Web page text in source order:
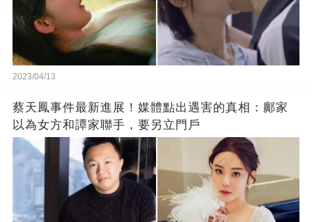
2023/04/13
蔡天鳳事件最新進展！媒體點出遇害的真相：鄺家
以為女方和譚家聯手，要另立門戶